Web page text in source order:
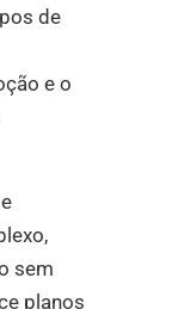
de
e o
sem
planos